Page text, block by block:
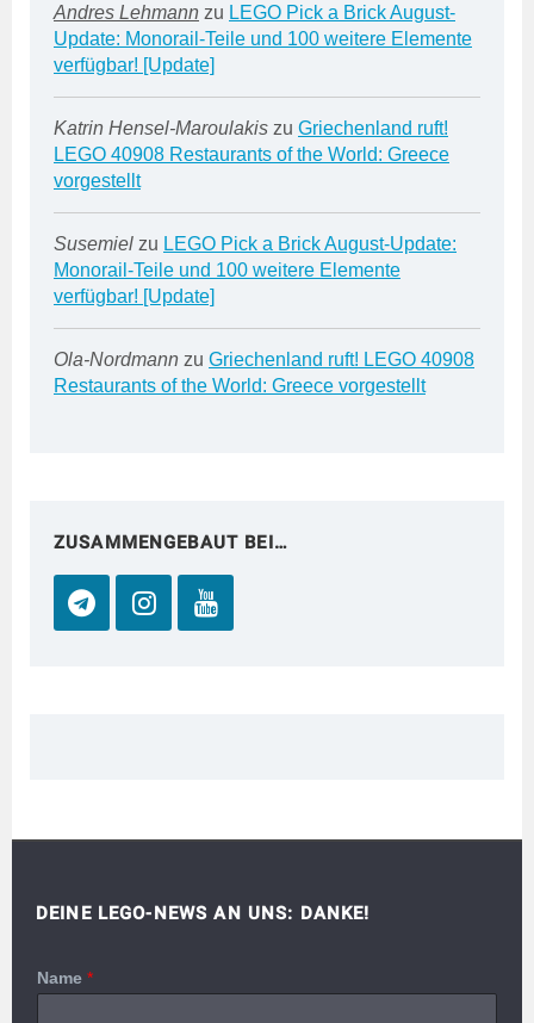
Andres Lehmann zu LEGO Pick a Brick August-
Update: Monorail-Teile und 100 weitere Elemente
verfügbar! [Update]
Katrin Hensel-Maroulakis zu Griechenland ruft!
LEGO 40908 Restaurants of the World: Greece
vorgestellt
Susemiel zu LEGO Pick a Brick August-Update:
Monorail-Teile und 100 weitere Elemente
verfügbar! [Update]
Ola-Nordmann zu Griechenland ruft! LEGO 40908
Restaurants of the World: Greece vorgestellt
ZUSAMMENGEBAUT BEI…
DEINE LEGO-NEWS AN UNS: DANKE!
Name *